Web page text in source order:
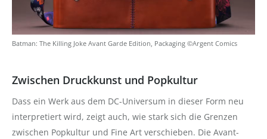
Batman: The Killing Joke Avant Garde Edition, Packaging ©Argent Comics
Zwischen Druckkunst und Popkultur
Dass ein Werk aus dem DC-Universum in dieser Form neu
interpretiert wird, zeigt auch, wie stark sich die Grenzen
zwischen Popkultur und Fine Art verschieben. Die Avant-